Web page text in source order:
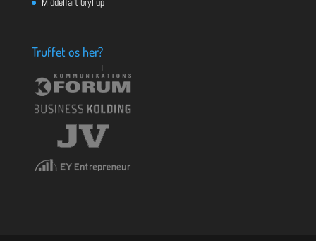
Truffet os her?